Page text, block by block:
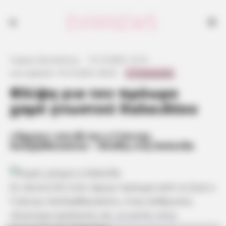
Θλίψη για τον πρόωρο
χαμό γνωστού Χαλκιδέου
«Έφυγε» στα 60 του ο Γιάννης
Χατζηαθανασίου – Πένθος στη Χαλκίδα